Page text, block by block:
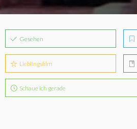
Gesehen
Lieblingsfilm
Schaue ich gerade